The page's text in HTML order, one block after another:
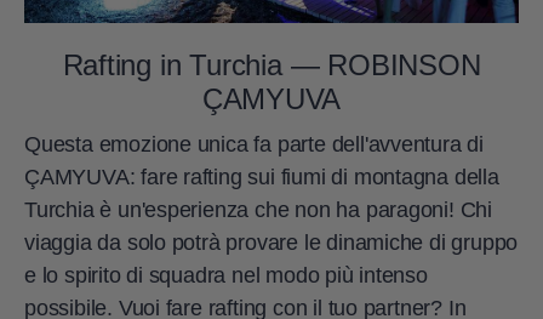
Rafting in Turchia — ROBINSON
ÇAMYUVA
Questa emozione unica fa parte dell'avventura di
ÇAMYUVA: fare rafting sui fiumi di montagna della
Turchia è un'esperienza che non ha paragoni! Chi
viaggia da solo potrà provare le dinamiche di gruppo
e lo spirito di squadra nel modo più intenso
possibile. Vuoi fare rafting con il tuo partner? In